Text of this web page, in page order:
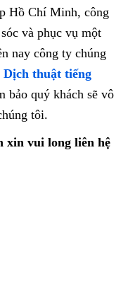
Hồ Chí Minh, công
và phục vụ một
nay công ty chúng
Dịch thuật tiếng
bảo quý khách sẽ vô
tôi.
xin vui long liên hệ